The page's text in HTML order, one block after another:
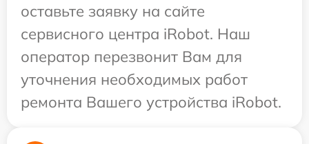
оставьте заявку на сайте
сервисного центра iRobot. Наш
оператор перезвонит Вам для
уточнения необходимых работ
ремонта Вашего устройства iRobot.